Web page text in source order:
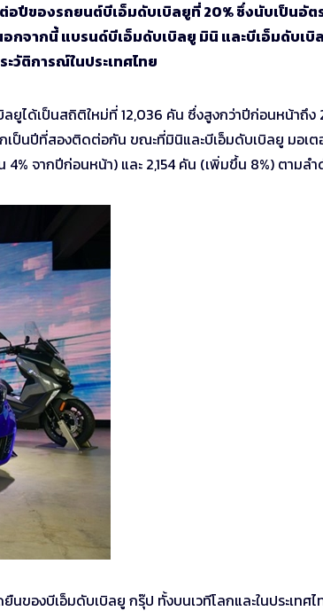
อปีของรถยนต์บีเอ็มดับเบิลยูที่ 20% ซึ่งนับเป็นอัต
กจากนี้ แบรนด์บีเอ็มดับเบิลยู มินิ และบีเอ็มดับเบิ
วัติการณ์ในประเทศไทย
ยูได้เป็นสถิติใหม่ที่ 12,036 คัน ซึ่งสูงกว่าปีก่อนหน้าถึง
เป็นปีที่สองติดต่อกัน ขณะที่มินิและบีเอ็มดับเบิลยู มอเต
จากปีก่อนหน้า) และ 2,154 คัน (เพิ่มขึ้น 8%) ตามล
นของบีเอ็มดับเบิลยู กรุ๊ป ทั้งบนเวทีโลกและในประเทศ